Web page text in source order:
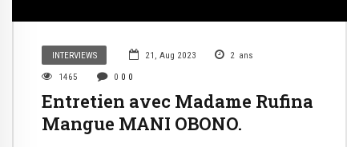
INTERVIEWS 21, Aug 2023 2 ans
1465
0 0 0
Entretien avec Madame Rufina
Mangue MANI OBONO.